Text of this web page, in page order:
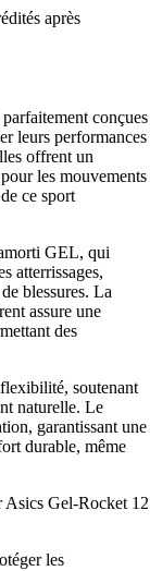
après
conçues
leurs performances
offrent un
les mouvements
ce sport
GEL, qui
atterrissages,
blessures. La
assure une
des
soutenant
naturelle. Le
garantissant une
durable, même
Asics Gel-Rocket 12
les